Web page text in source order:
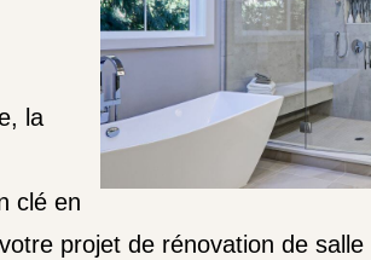
la
clé en
projet de rénovation de